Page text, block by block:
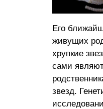
Его
живущих
хрупкие
сами
звезд.